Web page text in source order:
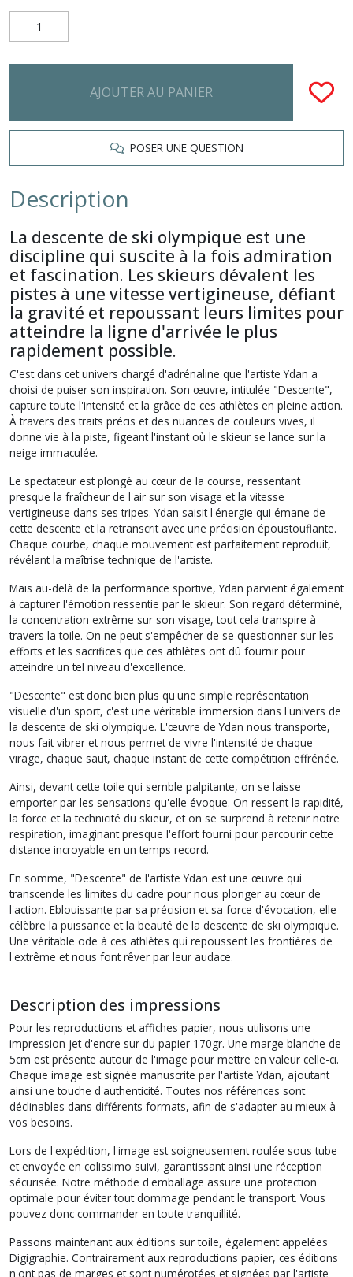
AJOUTER AU PANIER
POSER UNE QUESTION
Description
La descente de ski olympique est une
discipline qui suscite à la fois admiration
et fascination. Les skieurs dévalent les
pistes à une vitesse vertigineuse, défiant
la gravité et repoussant leurs limites pour
atteindre la ligne d'arrivée le plus
rapidement possible.
C'est dans cet univers chargé d'adrénaline que l'artiste Ydan a
choisi de puiser son inspiration. Son œuvre, intitulée "Descente",
capture toute l'intensité et la grâce de ces athlètes en pleine action.
À travers des traits précis et des nuances de couleurs vives, il
donne vie à la piste, figeant l'instant où le skieur se lance sur la
neige immaculée.
Le spectateur est plongé au cœur de la course, ressentant
presque la fraîcheur de l'air sur son visage et la vitesse
vertigineuse dans ses tripes. Ydan saisit l'énergie qui émane de
cette descente et la retranscrit avec une précision époustouflante.
Chaque courbe, chaque mouvement est parfaitement reproduit,
révélant la maîtrise technique de l'artiste.
Mais au-delà de la performance sportive, Ydan parvient également
à capturer l'émotion ressentie par le skieur. Son regard déterminé,
la concentration extrême sur son visage, tout cela transpire à
travers la toile. On ne peut s'empêcher de se questionner sur les
efforts et les sacrifices que ces athlètes ont dû fournir pour
atteindre un tel niveau d'excellence.
"Descente" est donc bien plus qu'une simple représentation
visuelle d'un sport, c'est une véritable immersion dans l'univers de
la descente de ski olympique. L'œuvre de Ydan nous transporte,
nous fait vibrer et nous permet de vivre l'intensité de chaque
virage, chaque saut, chaque instant de cette compétition effrénée.
Ainsi, devant cette toile qui semble palpitante, on se laisse
emporter par les sensations qu'elle évoque. On ressent la rapidité,
la force et la technicité du skieur, et on se surprend à retenir notre
respiration, imaginant presque l'effort fourni pour parcourir cette
distance incroyable en un temps record.
En somme, "Descente" de l'artiste Ydan est une œuvre qui
transcende les limites du cadre pour nous plonger au cœur de
l'action. Eblouissante par sa précision et sa force d'évocation, elle
célèbre la puissance et la beauté de la descente de ski olympique.
Une véritable ode à ces athlètes qui repoussent les frontières de
l'extrême et nous font rêver par leur audace.
Description des impressions
Pour les reproductions et affiches papier, nous utilisons une
impression jet d'encre sur du papier 170gr. Une marge blanche de
5cm est présente autour de l'image pour mettre en valeur celle-ci.
Chaque image est signée manuscrite par l'artiste Ydan, ajoutant
ainsi une touche d'authenticité. Toutes nos références sont
déclinables dans différents formats, afin de s'adapter au mieux à
vos besoins.
Lors de l'expédition, l'image est soigneusement roulée sous tube
et envoyée en colissimo suivi, garantissant ainsi une réception
sécurisée. Notre méthode d'emballage assure une protection
optimale pour éviter tout dommage pendant le transport. Vous
pouvez donc commander en toute tranquillité.
Passons maintenant aux éditions sur toile, également appelées
Digigraphie. Contrairement aux reproductions papier, ces éditions
n'ont pas de marges et sont numérotées et signées par l'artiste